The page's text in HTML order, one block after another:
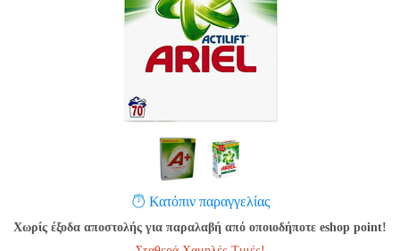
Κατόπιν παραγγελίας
Χωρίς έξοδα αποστολής για παραλαβή από οποιοδήποτε eshop point!